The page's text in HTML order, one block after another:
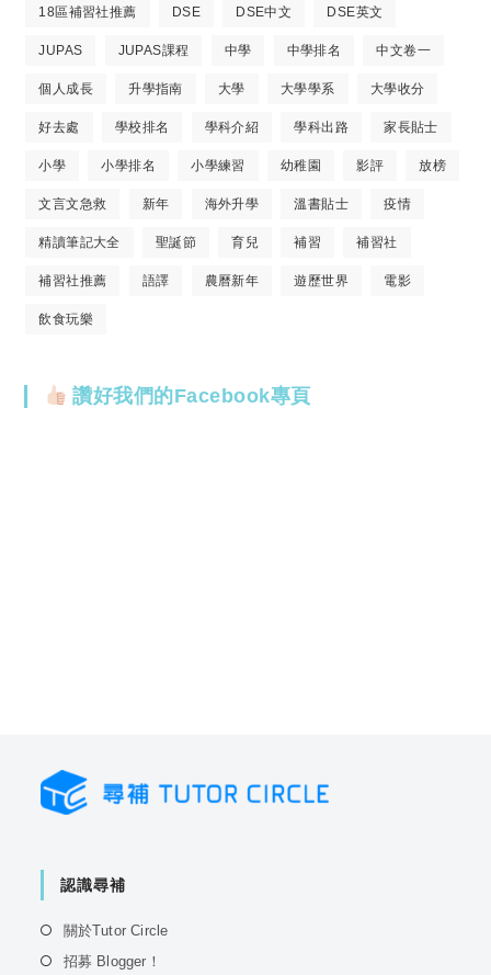
18區補習社推薦 DSE DSE中文 DSE英文
JUPAS JUPAS課程 中學 中學排名 中文卷一
個人成長 升學指南 大學 大學學系 大學收分
好去處 學校排名 學科介紹 學科出路 家長貼士
小學 小學排名 小學練習 幼稚園 影評 放榜
文言文急救 新年 海外升學 溫書貼士 疫情
精讀筆記大全 聖誕節 育兒 補習 補習社
補習社推薦 語譯 農曆新年 遊歷世界 電影
飲食玩樂
讚好我們的Facebook專頁
認識尋補
關於Tutor CircleOpens
招募 Blogger！